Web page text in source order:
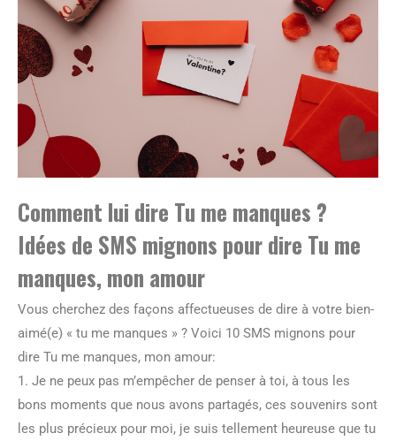
Comment lui dire Tu me manques ?
Idées de SMS mignons pour dire Tu me
manques, mon amour
Vous cherchez des façons affectueuses de dire à votre bien-
aimé(e) « tu me manques » ? Voici 10 SMS mignons pour
dire Tu me manques, mon amour:
1. Je ne peux pas m’empêcher de penser à toi, à tous les
bons moments que nous avons partagés, ces souvenirs sont
les plus précieux pour moi, je suis tellement heureuse que tu